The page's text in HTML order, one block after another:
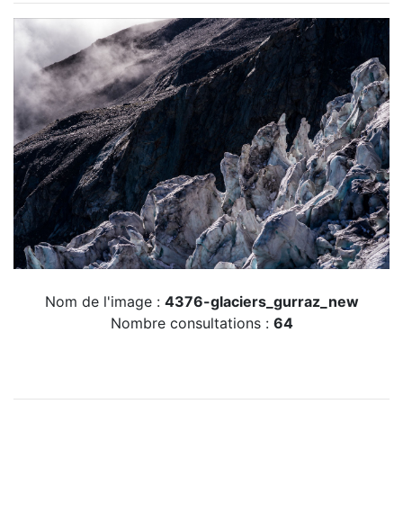
Nom de l'image : 4376-glaciers_gurraz_new
Nombre consultations : 64